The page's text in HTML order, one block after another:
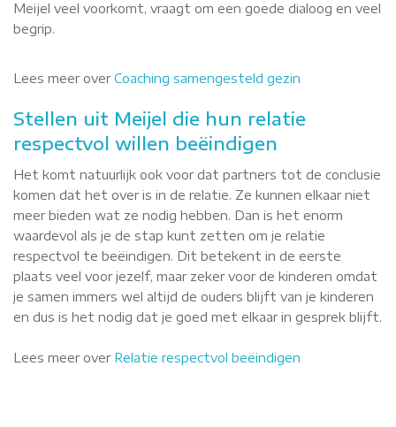
Meijel veel voorkomt, vraagt om een goede dialoog en veel
begrip.
Lees meer overCoaching samengesteld gezin
Stellen uit Meijel die hun relatie
respectvol willen beëindigen
Het komt natuurlijk ook voor dat partners tot de conclusie
komen dat het over is in de relatie. Ze kunnen elkaar niet
meer bieden wat ze nodig hebben. Dan is het enorm
waardevol als je de stap kunt zetten om je relatie
respectvol te beëindigen. Dit betekent in de eerste
plaats veel voor jezelf, maar zeker voor de kinderen omdat
je samen immers wel altijd de ouders blijft van je kinderen
en dus is het nodig dat je goed met elkaar in gesprek blijft.
Lees meer over Relatie respectvol beëindigen